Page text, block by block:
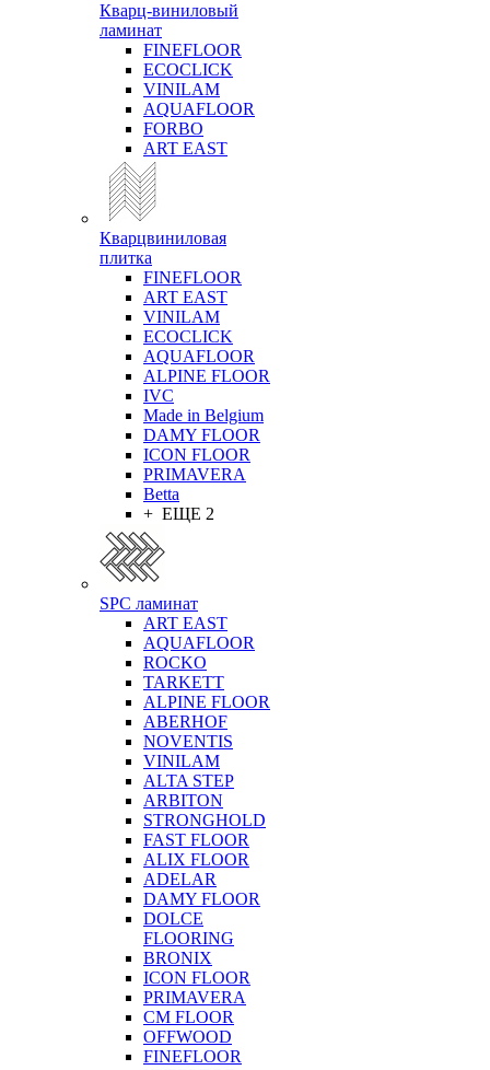
Кварц-виниловый
ламинат
FINEFLOOR
ECOCLICK
VINILAM
AQUAFLOOR
FORBO
ART EAST
Кварцвиниловая
плитка
FINEFLOOR
ART EAST
VINILAM
ECOCLICK
AQUAFLOOR
ALPINE FLOOR
IVC
Made in Belgium
DAMY FLOOR
ICON FLOOR
PRIMAVERA
Betta
+ ЕЩЕ 2
SPC ламинат
ART EAST
AQUAFLOOR
ROCKO
TARKETT
ALPINE FLOOR
ABERHOF
NOVENTIS
VINILAM
ALTA STEP
ARBITON
STRONGHOLD
FAST FLOOR
ALIX FLOOR
ADELAR
DAMY FLOOR
DOLCE
FLOORING
BRONIX
ICON FLOOR
PRIMAVERA
CM FLOOR
OFFWOOD
FINEFLOOR